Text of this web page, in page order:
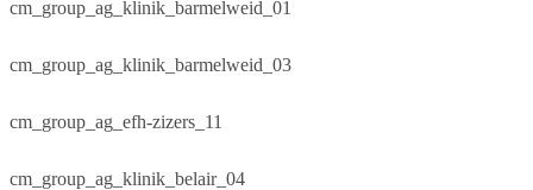
cm_group_ag_klinik_barmelweid_01
cm_group_ag_klinik_barmelweid_03
cm_group_ag_efh-zizers_11
cm_group_ag_klinik_belair_04